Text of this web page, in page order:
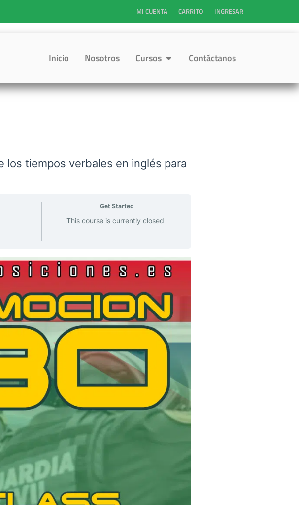
MI CUENTA CARRITO INGRESAR
Inicio Nosotros Cursos Open CursosContáctanos
los tiempos verbales en inglés para
Get Started
This course is currently closed